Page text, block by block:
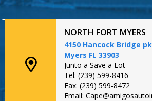
NORTH FORT MYERS
4150 Hancock Bridge
Myers FL 33903
Junto a Save a Lot
Tel: (239) 599-8416
Fax: (239) 599-8472
Email: